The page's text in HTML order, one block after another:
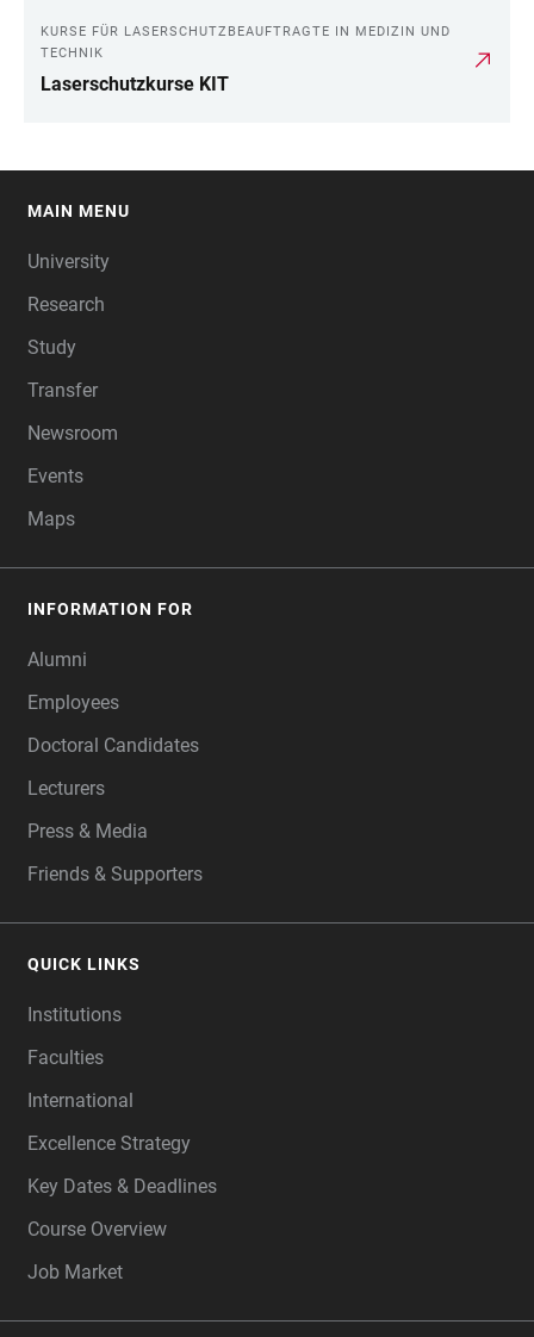
KURSE FÜR LASERSCHUTZBEAUFTRAGTE IN MEDIZIN UND
TECHNIK
Laserschutzkurse KIT
MAIN MENU
University
Research
Study
Transfer
Newsroom
Events
Maps
INFORMATION FOR
Alumni
Employees
Doctoral Candidates
Lecturers
Press & Media
Friends & Supporters
QUICK LINKS
Institutions
Faculties
International
Excellence Strategy
Key Dates & Deadlines
Course Overview
Job Market